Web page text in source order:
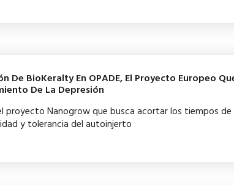
De BioKeralty En OPADE, El Proyecto Europeo
De La Depresión
proyecto Nanogrow que busca acortar los tiempos de
y tolerancia del autoinjerto